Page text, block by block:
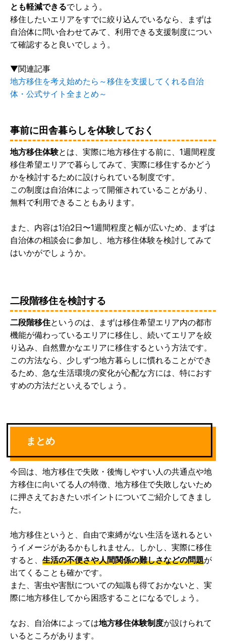
とも軽減できるでしょう。
移住したいエリアをすでに絞り込んでいるなら、まずは
自治体に問い合わせてみて、利用できる支援制度につい
て確認すると良いでしょう。
▼関連記事
地方移住を考え始めたら～移住を支援してくれる自治
体・公式サイト全まとめ～
事前に田舎暮らしを体験しておく
地方移住体験とは、実際に地方移住する前に、1週間程度
移住希望エリアで暮らしてみて、実際に移住するかどう
かを検討するために設けられている制度です。
この制度は自治体によって開催されていることがあり、
無料で利用できることもあります。
また、内容は1泊2日〜1週間程度と幅が広いため、まずは
自治体の相談会に参加し、地方移住体験を検討してみて
はいかがでしょうか。
二段階移住を検討する
二段階移住というのは、まずは移住希望エリア内の都市
機能が備わっているエリアに移住し、続いてエリアを絞
り込み、自然豊かなエリアに移住するという方法です。
この方法なら、少しずつ地方暮らしに慣れることができ
るため、急な生活環境の変化が心配な方には、特におす
すめの方法だといえるでしょう。
まとめ
今回は、地方移住で失敗・後悔しやすい人の共通点や地
方移住に向いてる人の特徴、地方移住で失敗しないため
に押さえておきたいポイントについてご紹介してきまし
た。
地方移住というと、自由で束縛がない生活を送れるとい
うイメージがあるかもしれません。しかし、実際に移住
すると、 生活の不便さや人間関係の難しさなどの問題が
出てくることも確かです。
また、害虫や害獣についての知識も得ておかないと、実
際に地方移住してから困惑することになるでしょう。
なお、自治体によっては地方移住体験制度が設けられて
いるところがあります。